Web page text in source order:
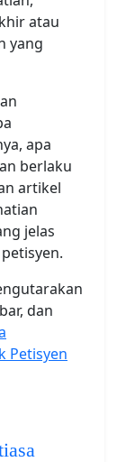
atau
yang
apa
berlaku
artikel
jelas
dan
Petisyen